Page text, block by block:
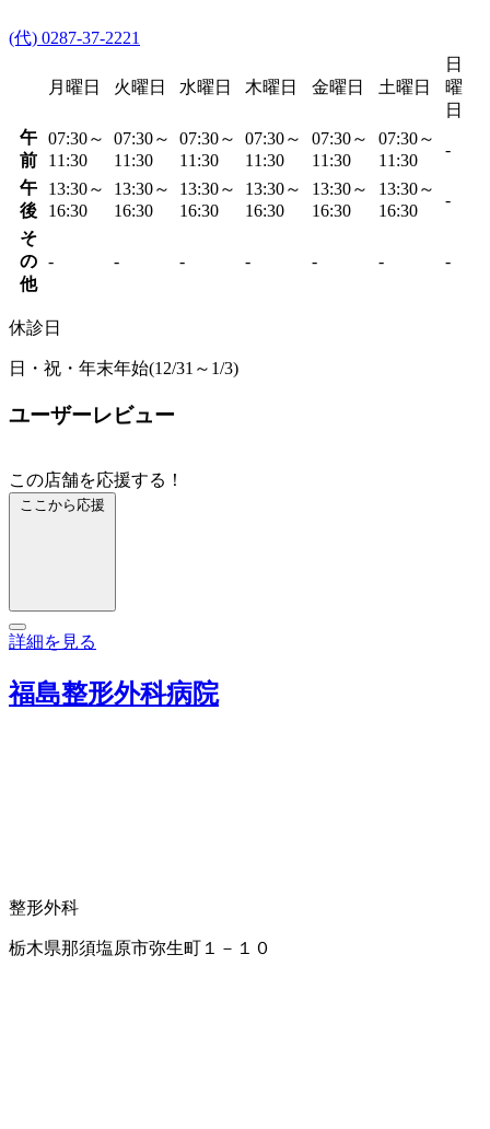
(代) 0287-37-2221
月曜日 火曜日 水曜日 木曜日 金曜日 土曜日
日
曜
日
午
前
07:30～
11:30
07:30～
11:30
07:30～
11:30
07:30～
11:30
07:30～
11:30
07:30～
11:30
-
午
後
13:30～
16:30
13:30～
16:30
13:30～
16:30
13:30～
16:30
13:30～
16:30
13:30～
16:30
-
そ
の
他
- - - - - - -
休診日
日・祝・年末年始(12/31～1/3)
ユーザーレビュー
この店舗を応援する！
ここから応援
詳細を見る
福島整形外科病院
整形外科
栃木県那須塩原市弥生町１－１０